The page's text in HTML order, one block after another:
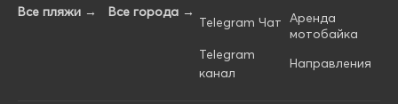
Все пляжи →
Все города →
Telegram Чат
Telegram
канал
Аренда
мотобайка
Направления